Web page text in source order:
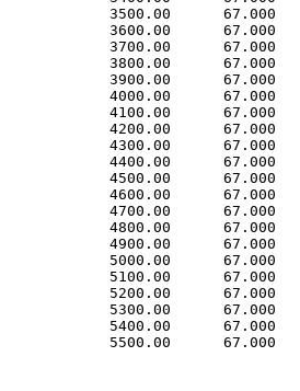
3500.00      67.000
3600.00      67.000
3700.00      67.000
3800.00      67.000
3900.00      67.000
4000.00      67.000
4100.00      67.000
4200.00      67.000
4300.00      67.000
4400.00      67.000
4500.00      67.000
4600.00      67.000
4700.00      67.000
4800.00      67.000
4900.00      67.000
5000.00      67.000
5100.00      67.000
5200.00      67.000
5300.00      67.000
5400.00      67.000